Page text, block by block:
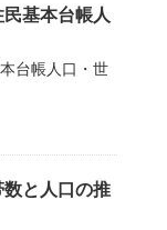
基本台帳人
台帳人口・世
と人口の推